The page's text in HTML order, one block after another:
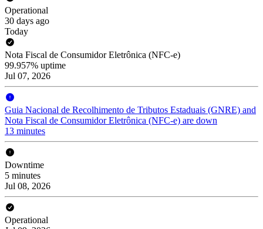
Operational
30 days ago
Today
Nota Fiscal de Consumidor Eletrônica (NFC-e)
99.957% uptime
Jul 07, 2026
Guia Nacional de Recolhimento de Tributos Estaduais (GNRE) and
Nota Fiscal de Consumidor Eletrônica (NFC-e) are down
13 minutes
Downtime
5 minutes
Jul 08, 2026
Operational